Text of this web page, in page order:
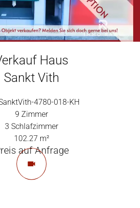
Haus
Sankt Vith
4780-018-KH
9 Zimmer
3 Schlafzimmer
102.27 m²
auf Anfrage